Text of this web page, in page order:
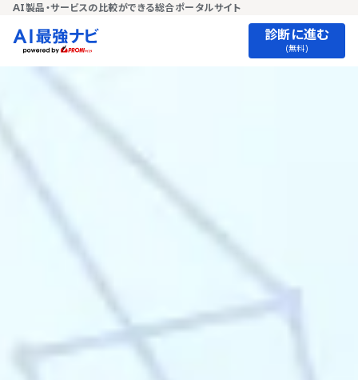
AI製品・サービスの比較ができる総合ポータルサイト
診断に進む
(無料)